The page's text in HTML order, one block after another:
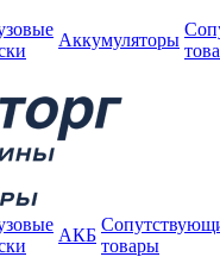
Аккумуляторы
АКБ
товары